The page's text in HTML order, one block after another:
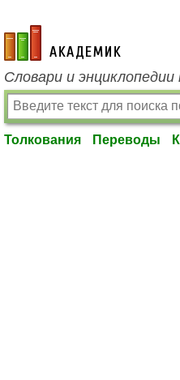
academic.ru
Словари и
Толкования Переводы